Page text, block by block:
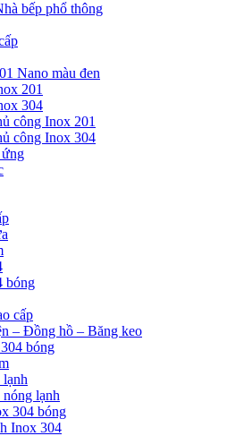
bếp phổ thông
Nano màu đen
201
304
công Inox 201
công Inox 304
bóng
cấp
– Đồng hồ – Băng keo
bóng
lạnh
lạnh
304 bóng
Inox 304